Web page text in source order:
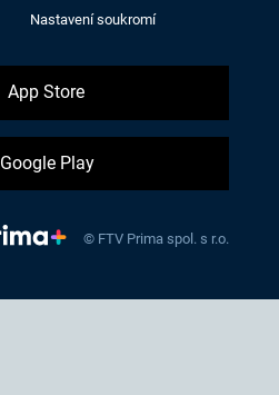
Nastavení soukromí
App Store
Google Play
© FTV Prima spol. s r.o.